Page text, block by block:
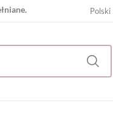
Polski